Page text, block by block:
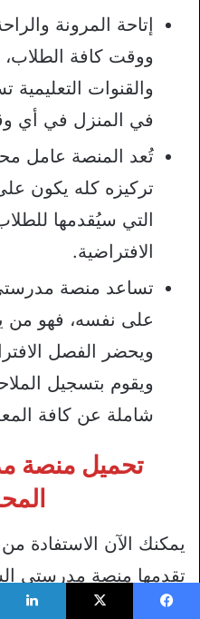
إتاحة المرونة
ووقت كافة الطلاب،
والقنوات
في المنزل في أي
تُعد المنصة عامل
تركيزه كله يكون
التي سيُقدمها
الافتراضية.
تساعد منصة
على نفسه، فهو من
ويحضر الفصل
ويقوم بتسجيل
شاملة عن كافة
تحميل منصة
يمكنك الآن الاستفادة
تقدمها منصة مدرستي
النشاطات والواجبات